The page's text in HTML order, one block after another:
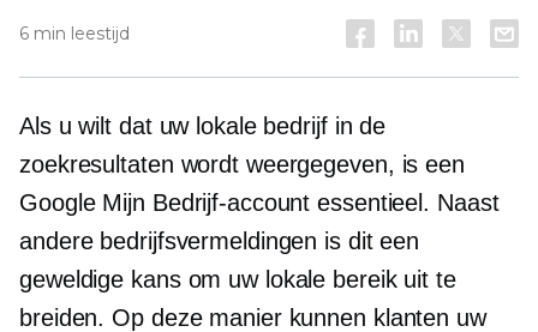
6 min leestijd
Als u wilt dat uw lokale bedrijf in de
zoekresultaten wordt weergegeven, is een
Google Mijn Bedrijf-account essentieel. Naast
andere bedrijfsvermeldingen is dit een
geweldige kans om uw lokale bereik uit te
breiden. Op deze manier kunnen klanten uw